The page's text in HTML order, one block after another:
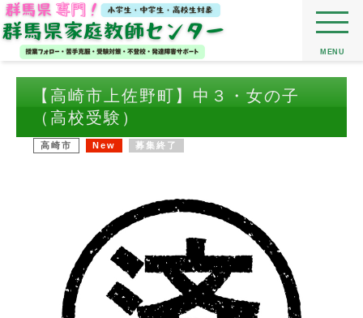
MENU
【高崎市上佐野町】中３・女の子
（高校受験）
高崎市 New 募集終了